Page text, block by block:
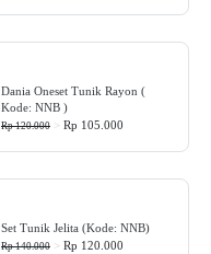
Dania Oneset Tunik Rayon (
Kode: NNB )
Rp 120.000 > Rp 105.000
Set Tunik Jelita (Kode: NNB)
Rp 140.000 > Rp 120.000